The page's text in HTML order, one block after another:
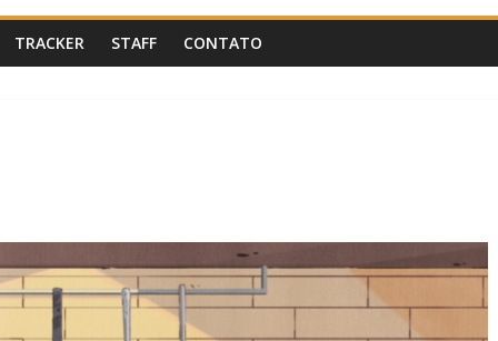
TRACKER STAFF CONTATO